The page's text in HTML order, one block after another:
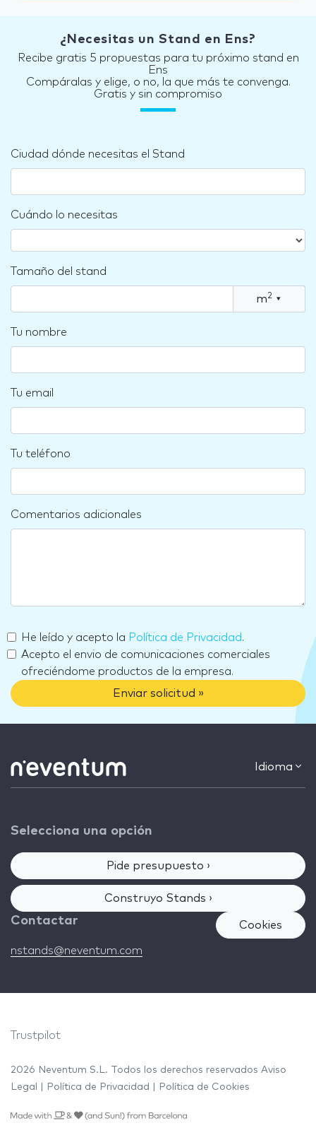
¿Necesitas un Stand en Ens?
Recibe gratis 5 propuestas para tu próximo stand en
Ens
Compáralas y elige, o no, la que más te convenga.
Gratis y sin compromiso
Ciudad dónde necesitas el Stand
Cuándo lo necesitas
Tamaño del stand
m2 ▾
Tu nombre
Tu email
Tu teléfono
Comentarios adicionales
He leído y acepto la Política de Privacidad.
Acepto el envio de comunicaciones comerciales
ofreciéndome productos de la empresa.
Enviar solicitud »
Idioma
Selecciona una opción
Pide presupuesto ›
Construyo Stands ›
Contactar
nstands@neventum.com
Cookies
Trustpilot
2026 Neventum S.L. Todos los derechos reservados Aviso
Legal
Política de Privacidad Política de Cookies